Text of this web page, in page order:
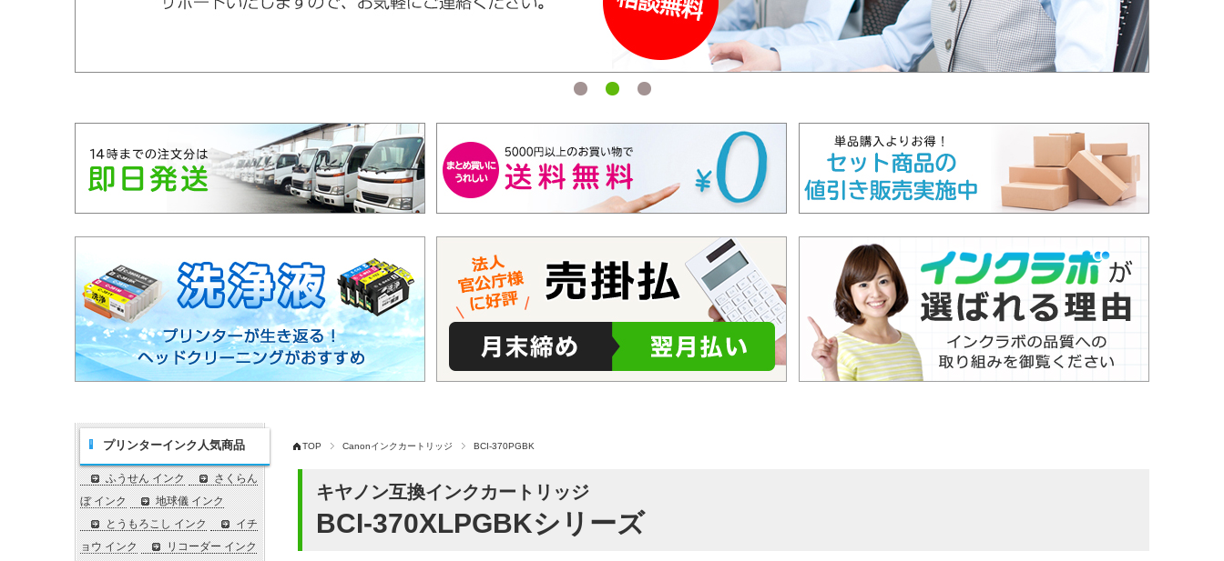
TOP Canonインクカートリッジ BCI-370PGBK
キヤノン互換インクカートリッジ
BCI-370XLPGBKシリーズ
プリンターインク人気商品
ふうせん インク
さくらん
ぼ インク
地球儀 インク
とうもろこし インク
イチ
ョウ インク
リコーダー インク